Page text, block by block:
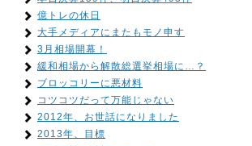
億トレの休日
大手メディアにまたもモノ申す
3月相場開幕！
緩和相場から解散総選挙相場に…？
ブロッコリーに悪材料
コツコツだって万能じゃない
2012年、お世話になりました
2013年、目標